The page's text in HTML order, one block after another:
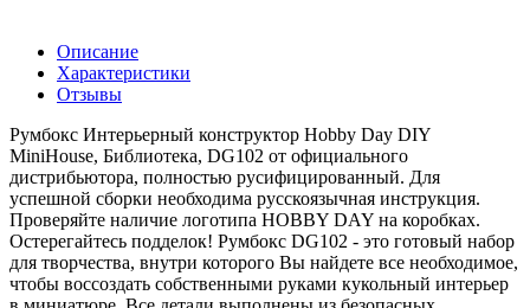
Описание
Характеристики
Отзывы
Румбокс Интерьерный конструктор Hobby Day DIY
MiniHouse, Библиотека, DG102 от официального
дистрибьютора, полностью русифицированный. Для
успешной сборки необходима русскоязычная инструкция.
Проверяйте наличие логотипа HOBBY DAY на коробках.
Остерегайтесь подделок! Румбокс DG102 - это готовый набор
для творчества, внутри которого Вы найдете все необходимое,
чтобы воссоздать собственными руками кукольный интерьер